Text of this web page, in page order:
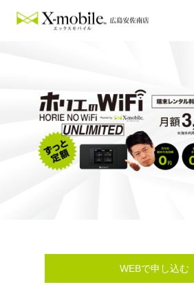
WEBで申し込む